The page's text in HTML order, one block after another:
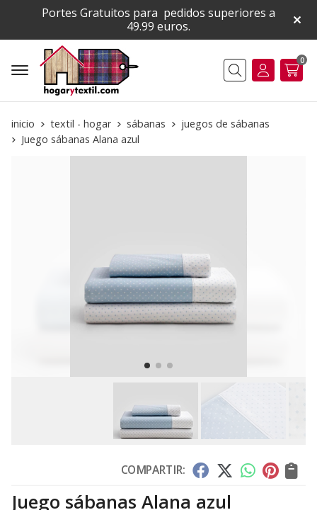
Portes Gratuitos para pedidos superiores a
49.99 euros.
Buscar
0
inicio textil - hogar sábanas
juegos de sábanas
Juego sábanas Alana azul
COMPARTIR:
Juego sábanas Alana azul